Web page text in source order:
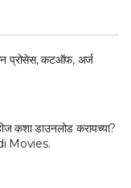
प्रोसेस, कटऑफ, अर्ज
कशा डाउनलोड करायच्या?
Movies.